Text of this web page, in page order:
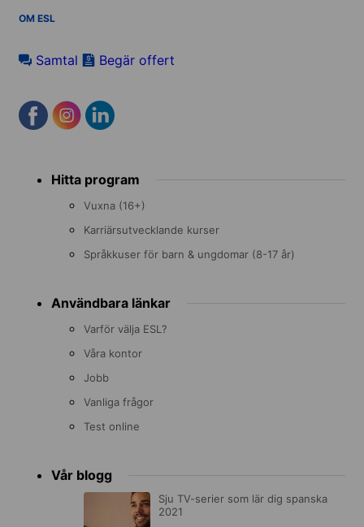
OM ESL
Samtal Begär offert
menu Hitta program
Vuxna (16+)
Karriärsutvecklande kurser
Språkkuser för barn & ungdomar (8-17 år)
Användbara länkar
Varför välja ESL?
Våra kontor
Jobb
Vanliga frågor
Test online
Vår blogg
Sju TV-serier som lär dig spanska
2021